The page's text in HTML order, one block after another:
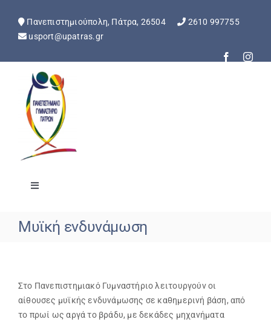
content
Πανεπιστημιούπολη, Πάτρα, 26504
2610 997755
usport@upatras.gr
Toggle
Εβδομαδιαίο Πρόγραμμα
Μυϊκή ενδυνάμωση
Στο Πανεπιστημιακό Γυμναστήριο λειτουργούν οι
αίθουσες μυϊκής ενδυνάμωσης σε καθημερινή βάση, από
το πρωί ως αργά το βράδυ, με δεκάδες μηχανήματα